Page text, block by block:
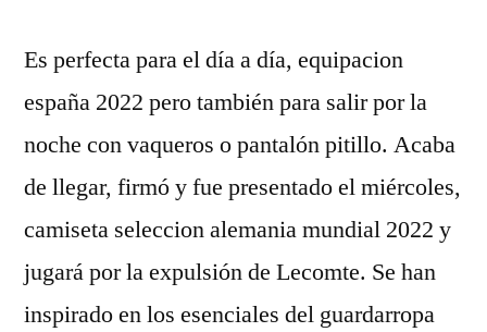
Es perfecta para el día a día, equipacion
españa 2022 pero también para salir por la
noche con vaqueros o pantalón pitillo. Acaba
de llegar, firmó y fue presentado el miércoles,
camiseta seleccion alemania mundial 2022 y
jugará por la expulsión de Lecomte. Se han
inspirado en los esenciales del guardarropa